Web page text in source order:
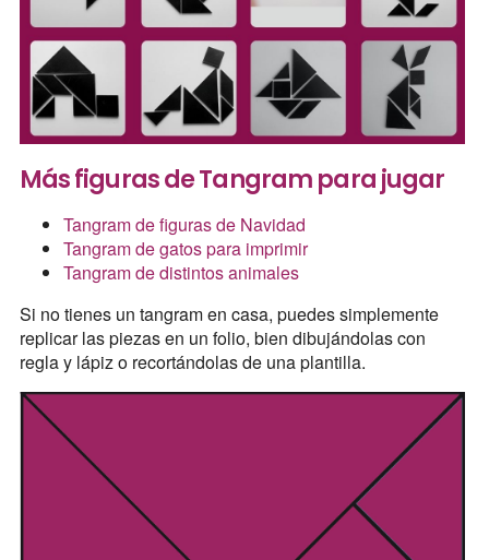
Más figuras de Tangram para jugar
Tangram de figuras de Navidad
Tangram de gatos para imprimir
Tangram de distintos animales
Si no tienes un tangram en casa, puedes simplemente
replicar las piezas en un folio, bien dibujándolas con
regla y lápiz o recortándolas de una plantilla.